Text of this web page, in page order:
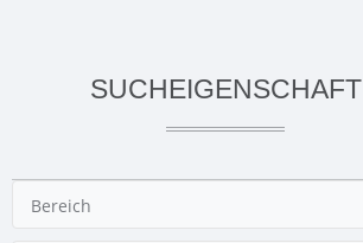
SUCHEIGENSCHAFT
Bereich